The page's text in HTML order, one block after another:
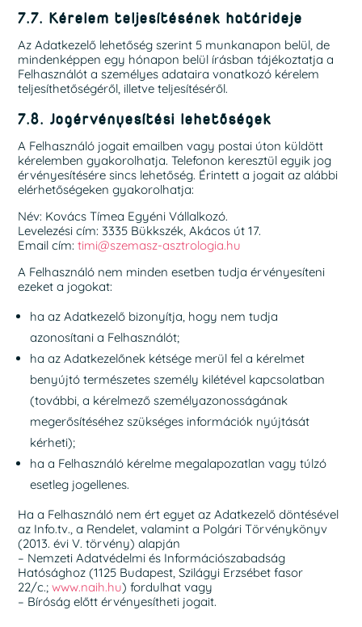
7.7. Kérelem teljesítésének határideje
Az Adatkezelő lehetőség szerint 5 munkanapon belül, de
mindenképpen egy hónapon belül írásban tájékoztatja a
Felhasználót a személyes adataira vonatkozó kérelem
teljesíthetőségéről, illetve teljesítéséről.
7.8. Jogérvényesítési lehetőségek
A Felhasználó jogait emailben vagy postai úton küldött
kérelemben gyakorolhatja. Telefonon keresztül egyik jog
érvényesítésére sincs lehetőség. Érintett a jogait az alábbi
elérhetőségeken gyakorolhatja:
Név: Kovács Tímea Egyéni Vállalkozó.
Levelezési cím: 3335 Bükkszék, Akácos út 17.
Email cím:timi@szemasz-asztrologia.hu
A Felhasználó nem minden esetben tudja érvényesíteni
ezeket a jogokat:
ha az Adatkezelő bizonyítja, hogy nem tudja
azonosítani a Felhasználót;
ha az Adatkezelőnek kétsége merül fel a kérelmet
benyújtó természetes személy kilétével kapcsolatban
(további, a kérelmező személyazonosságának
megerősítéséhez szükséges információk nyújtását
kérheti);
ha a Felhasználó kérelme megalapozatlan vagy túlzó
esetleg jogellenes.
Ha a Felhasználó nem ért egyet az Adatkezelő döntésével
az Info.tv., a Rendelet, valamint a Polgári Törvénykönyv
(2013. évi V. törvény) alapján
– Nemzeti Adatvédelmi és Információszabadság
Hatósághoz (1125 Budapest, Szilágyi Erzsébet fasor
22/c.;www.naih.hu) fordulhat vagy
– Bíróság előtt érvényesítheti jogait.